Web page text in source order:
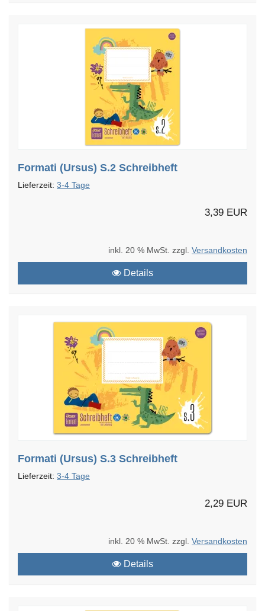
Formati (Ursus) S.2 Schreibheft
Lieferzeit: 3-4 Tage
3,39 EUR
inkl. 20 % MwSt. zzgl. Versandkosten
Details
Formati (Ursus) S.3 Schreibheft
Lieferzeit: 3-4 Tage
2,29 EUR
inkl. 20 % MwSt. zzgl. Versandkosten
Details